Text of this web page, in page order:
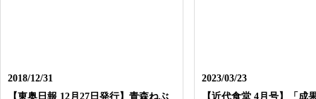
2018/12/31
【東奥日報 12月27日発行】青森ねぶ
2023/03/23
【近代食堂 4月号】「成